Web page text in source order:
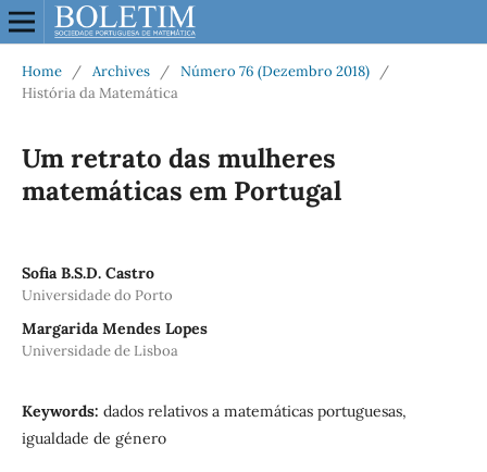
Home / Archives / Número 76 (Dezembro 2018)
/
História da Matemática
Um retrato das mulheres
matemáticas em Portugal
Sofia B.S.D. Castro
Universidade do Porto
Margarida Mendes Lopes
Universidade de Lisboa
Keywords: dados relativos a matemáticas portuguesas,
igualdade de género